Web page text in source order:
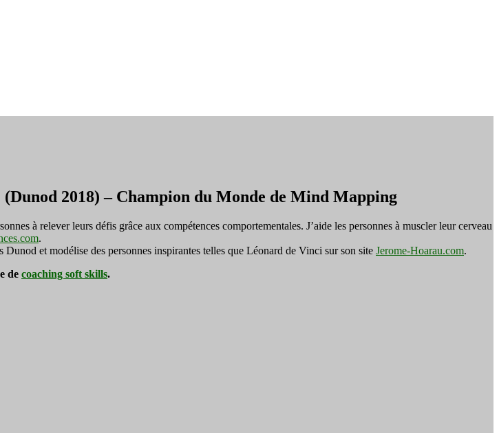
2018) – Champion du Monde de Mind Mapping
à relever leurs défis grâce aux compétences comportementales. J’aide les personnes à muscler leur cerveau
.
et modélise des personnes inspirantes telles que Léonard de Vinci sur son site Jerome-Hoarau.com.
de coaching soft skills.